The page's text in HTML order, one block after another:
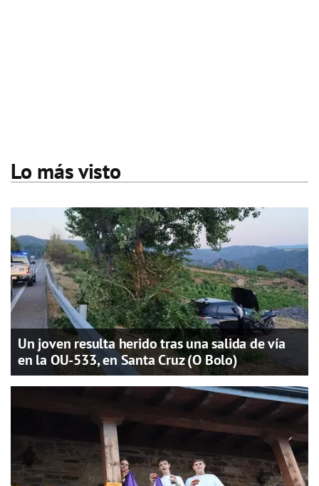
Lo más visto
Un joven resulta herido tras una salida de vía
en la OU-533, en Santa Cruz (O Bolo)